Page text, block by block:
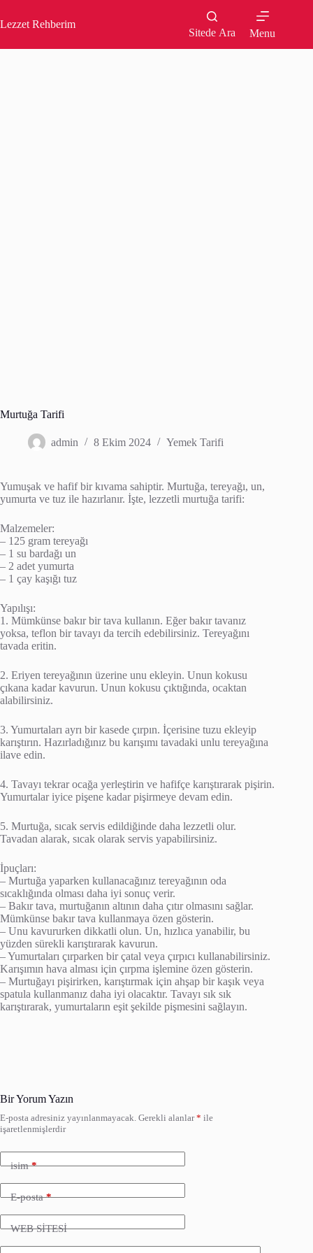
to
content
Lezzet Rehberim
Sitede Ara Menu
Murtuğa Tarifi
admin 8 Ekim 2024 Yemek Tarifi
Yumuşak ve hafif bir kıvama sahiptir. Murtuğa, tereyağı, un,
yumurta ve tuz ile hazırlanır. İşte, lezzetli murtuğa tarifi:
Malzemeler:
– 125 gram tereyağı
– 1 su bardağı un
– 2 adet yumurta
– 1 çay kaşığı tuz
Yapılışı:
1. Mümkünse bakır bir tava kullanın. Eğer bakır tavanız
yoksa, teflon bir tavayı da tercih edebilirsiniz. Tereyağını
tavada eritin.
2. Eriyen tereyağının üzerine unu ekleyin. Unun kokusu
çıkana kadar kavurun. Unun kokusu çıktığında, ocaktan
alabilirsiniz.
3. Yumurtaları ayrı bir kasede çırpın. İçerisine tuzu ekleyip
karıştırın. Hazırladığınız bu karışımı tavadaki unlu tereyağına
ilave edin.
4. Tavayı tekrar ocağa yerleştirin ve hafifçe karıştırarak pişirin.
Yumurtalar iyice pişene kadar pişirmeye devam edin.
5. Murtuğa, sıcak servis edildiğinde daha lezzetli olur.
Tavadan alarak, sıcak olarak servis yapabilirsiniz.
İpuçları:
– Murtuğa yaparken kullanacağınız tereyağının oda
sıcaklığında olması daha iyi sonuç verir.
– Bakır tava, murtuğanın altının daha çıtır olmasını sağlar.
Mümkünse bakır tava kullanmaya özen gösterin.
– Unu kavururken dikkatli olun. Un, hızlıca yanabilir, bu
yüzden sürekli karıştırarak kavurun.
– Yumurtaları çırparken bir çatal veya çırpıcı kullanabilirsiniz.
Karışımın hava alması için çırpma işlemine özen gösterin.
– Murtuğayı pişirirken, karıştırmak için ahşap bir kaşık veya
spatula kullanmanız daha iyi olacaktır. Tavayı sık sık
karıştırarak, yumurtaların eşit şekilde pişmesini sağlayın.
Bir Yorum Yazın
E-posta adresiniz yayınlanmayacak. Gerekli alanlar* ile
işaretlenmişlerdir
isim*
E-posta*
WEB SİTESİ